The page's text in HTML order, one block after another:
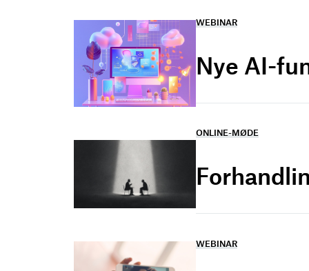
WEBINAR
Nye AI-
ONLINE-MØDE
WEBINAR